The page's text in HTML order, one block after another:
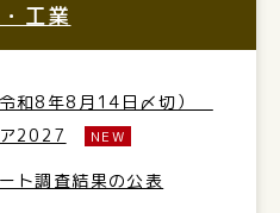
工業
和8年8月14日〆切）
2027
NEW
ト調査結果の公表